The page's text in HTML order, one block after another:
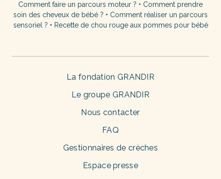
Comment faire un parcours moteur ? • Comment prendre
soin des cheveux de bébé ? • Comment réaliser un parcours
sensoriel ? • Recette de chou rouge aux pommes pour bébé
La fondation GRANDIR
Le groupe GRANDIR
Nous contacter
FAQ
Gestionnaires de crèches
Espace presse